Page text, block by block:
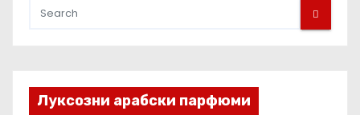
Луксозни арабски парфюми